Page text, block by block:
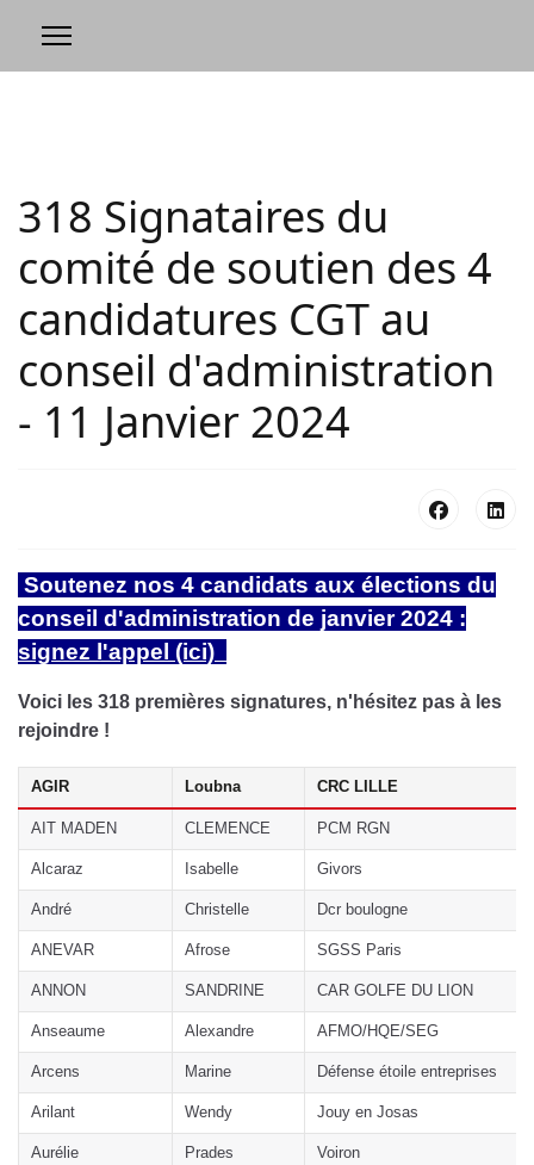
318 Signataires du
comité de soutien des 4
candidatures CGT au
conseil d'administration
- 11 Janvier 2024
Soutenez nos 4 candidats aux élections du
conseil d'administration de janvier 2024 :
signez l'appel (ici)
Voici les 318 premières signatures, n'hésitez pas à les
rejoindre !
AGIR Loubna CRC LILLE
AIT MADEN CLEMENCE PCM RGN
Alcaraz Isabelle Givors
André Christelle Dcr boulogne
ANEVAR Afrose SGSS Paris
ANNON SANDRINE CAR GOLFE DU LION
Anseaume Alexandre AFMO/HQE/SEG
Arcens Marine Défense étoile entreprises
Arilant Wendy Jouy en Josas
Aurélie Prades Voiron